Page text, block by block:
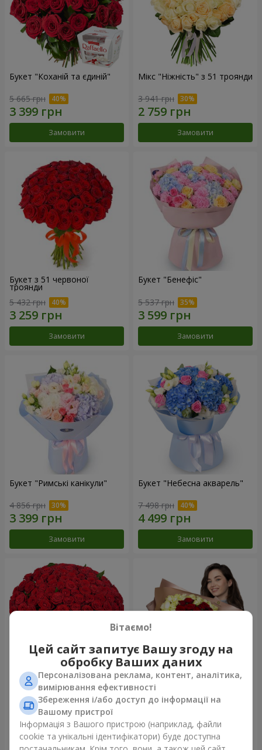
Букет "Коханій та єдиній"
5 665 грн
Замовити
Мікс "Ніжність" з 51 троянди
3 941 грн
Замовити
Букет з 51 червоної
троянди
5 432 грн
Замовити
Букет "Бенефіс"
5 537 грн
Замовити
Букет "Римські канікули"
4 856 грн
Замовити
Букет "Небесна акварель"
7 498 грн
Замовити
101 червона троянда
10 725 грн
Замовити
Букет "Серце - серцю"
Замовити
Вітаємо!
Цей сайт запитує Вашу згоду на
обробку Ваших даних
Персоналізована реклама, контент, аналітика,
вимірювання ефективності
Збереження і/або доступ до інформації на
Вашому пристрої
Інформація з Вашого пристрою (наприклад, файли
cookie та унікальні ідентифікатори) буде доступна